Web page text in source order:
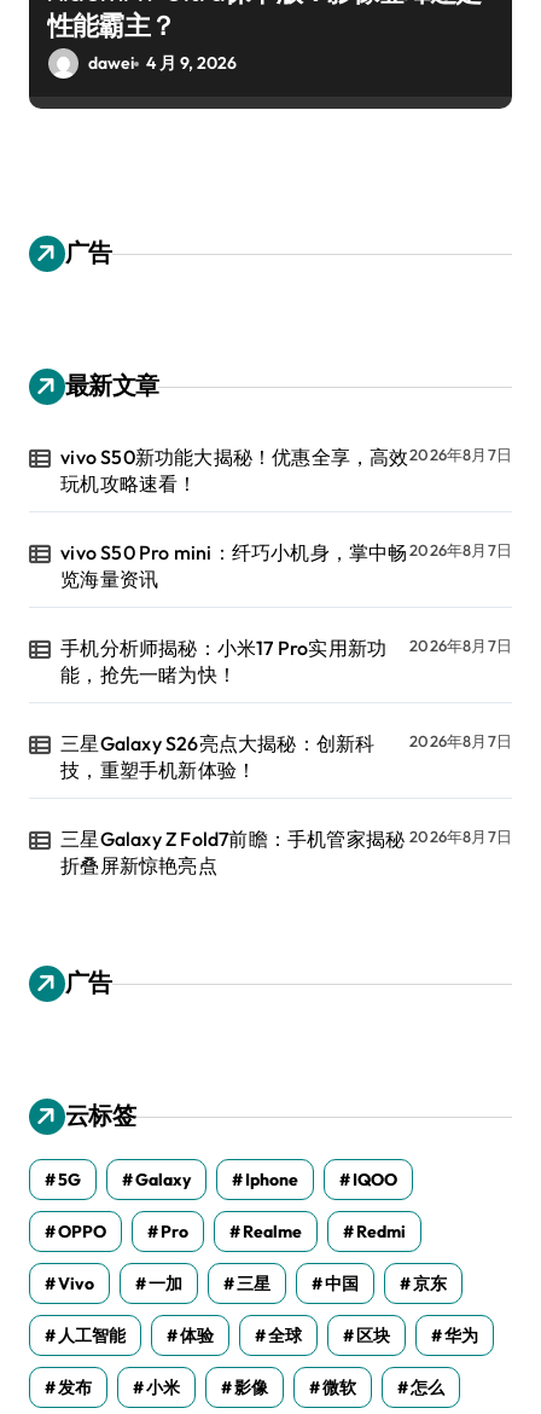
性能霸主？
dawei 4 月 9, 2026
广告
最新文章
vivo S50新功能大揭秘！优惠全享，高效
玩机攻略速看！
2026年8月7日
vivo S50 Pro mini：纤巧小机身，掌中畅
览海量资讯
2026年8月7日
手机分析师揭秘：小米17 Pro实用新功
能，抢先一睹为快！
2026年8月7日
三星Galaxy S26亮点大揭秘：创新科
技，重塑手机新体验！
2026年8月7日
三星Galaxy Z Fold7前瞻：手机管家揭秘
折叠屏新惊艳亮点
2026年8月7日
广告
云标签
5G Galaxy Iphone IQOO
OPPO Pro Realme Redmi
Vivo 一加 三星 中国 京东
人工智能 体验 全球 区块 华为
发布 小米 影像 微软 怎么